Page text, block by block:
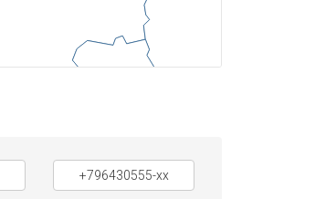
+796430555-xx